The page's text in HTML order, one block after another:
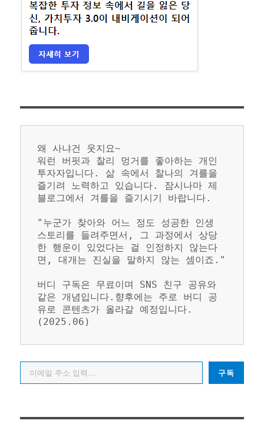
왜 사냐건 웃지요~
워런 버핏과 찰리 멍거를 좋아하는 개인
투자자입니다. 삶 속에서 찰나의 겨를을
즐기려 노력하고 있습니다. 잠시나마 제
블로그에서 겨를을 즐기시기 바랍니다.
"누군가 찾아와 어느 정도 성공한 인생
스토리를 들려주면서, 그 과정에서 상당
한 행운이 있었다는 걸 인정하지 않는다
면, 대개는 진실을 말하지 않는 셈이죠."
버디 구독은 무료이며 SNS 친구 공유와
같은 개념입니다.향후에는 주로 버디 공
유로 콘텐츠가 올라갈 예정입니다.
(2025.06)
이메일 주소 입력…
구독